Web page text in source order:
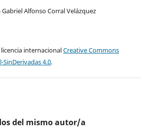
Alfonso Corral Velázquez
internacionalCreative Commons
4.0.
del mismo autor/a